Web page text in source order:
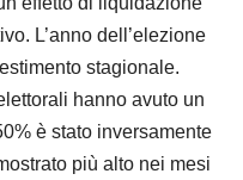
L’anno dell’elezione
stagionale.
hanno avuto un
è stato inversamente
più alto nei mesi